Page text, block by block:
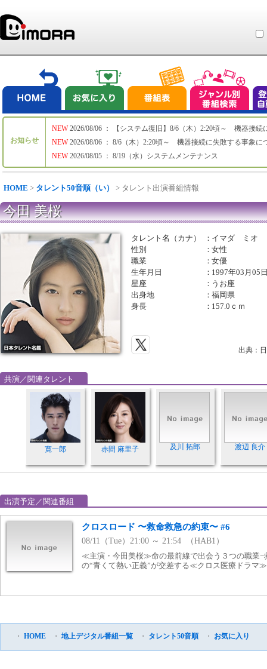
お知らせ
NEW
NEW
NEW
2026/08/06 ： 【システム復旧】8/6（木）2:20頃～ 機器接続
2026/08/06 ： 8/6（木）2:20頃～ 機器接続に失敗する事象に
2026/08/05 ： 8/19（水）システムメンテナンス
HOME > タレント50音順（い） > タレント出演番組情報
今田 美桜
タレント名（カナ） ： イマダ ミオ
性別
：女性
職業
：女優
生年月日
： 1997年03月05
星座
： うお座
出身地
：福岡県
身長
： 157.0ｃｍ
出典：
共演／関連タレント
寛一郎 赤間 麻里子 及川 拓郎 渡辺 良介
出演予定／関連番組
クロスロード 〜救命救急の約束〜 #6
08/11（Tue）21:00 ～ 21:54 （HAB1）
≪主演・今田美桜≫命の最前線で出会う３つの職業−
の“青くて熱い正義”が交差する≪クロス医療ドラマ
・ HOME ・ 地上デジタル番組一覧 ・ タレント50音順 ・ お気に入り